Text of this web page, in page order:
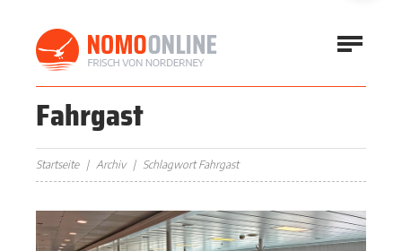
Fahrgast
Startseite Archiv Schlagwort Fahrgast